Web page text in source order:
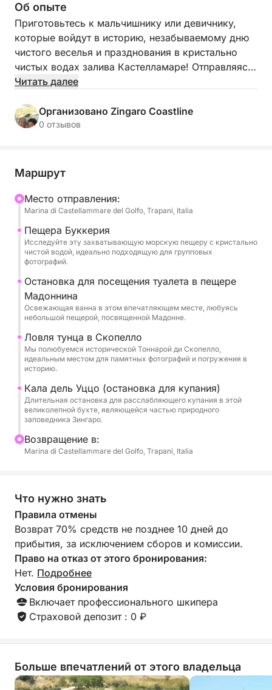
Об опыте
Приготовьтесь к мальчишнику или девичнику,
которые войдут в историю, незабываемому дню
чистого веселья и празднования в кристально
чистых водах залива Кастелламаре! Отправляясь
в плавание из живописного местного порта, мы
призванное почтить будущего жениха стилем,
смехом и захватывающими дух видами. Этот тур
незабываемых водных приключений. Оставьте
и свободы, пока мы плывем к волшебным
местам, которые станут фоном для драгоценных
воспоминаний.
Наша лодка станет вашей плавучей сценой для
побережья, исследуя таинственный Гротта делла
Букчерия, где кристально чистая вода и игра
света создадут почти зачарованную атмосферу,
для освежающего купания в сказочных бухтах,
таких как впечатляющая Гротта делла Мадоннина
с ее манящими водами и великолепная Кала дель
Уццо, райский уголок в природном заповеднике
Дзингаро, где вы можете нырять и веселиться в
группе. Мы также полюбуемся историей, которая
всплывает из вод, с величественной Тоннарой ди
Скопелло, символом сицилийской морской
На борту будет царить атмосфера непрерывного
праздника! Чтобы отметить важное событие, в
вашем распоряжении будет игристая бутылка
Просекко для «чин чин» с видом на море.
Энергии и хорошего настроения не будет
недостатка благодаря обильной закуске в
сопровождении свежих сезонных фруктов,
утоляющей жажду воды, неизбежного кофе для
подзарядки ваших батарей и выбора напитков на
подводного плавания, входящему в комплект, вы
можете вместе исследовать оживленное морское
Читать далее
Организовано Zingaro Coastline
0 отзывов
Маршрут
Mесто отправления:
Marina di Castellammare del Golfo, Trapani, Italia
Пещера Буккерия
Исследуйте эту захватывающую морскую пещеру с кристально
чистой водой, идеально подходящую для групповых
фотографий.
Остановка для посещения туалета в пещере
Мадоннина
Освежающая ванна в этом впечатляющем месте, любуясь
небольшой пещерой, посвященной Мадонне.
Ловля тунца в Скопелло
Мы полюбуемся исторической Тоннарой ди Скопелло,
идеальным местом для памятных фотографий и погружения в
историю.
Кала дель Уццо (остановка для купания)
Длительная остановка для расслабляющего купания в этой
великолепной бухте, являющейся частью природного
заповедника Зингаро.
Bозвращение в:
Marina di Castellammare del Golfo, Trapani, Italia
Что нужно знать
Правила отмены
Возврат 70% средств не позднее 10 дней до
прибытия, за исключением сборов и комиссии.
Право на отказ от этого бронирования:
Нет. Подробнее
Условия бронирования
Включает профессионального шкипера
Страховой депозит : 0 ₽
Больше впечатлений от этого владельца